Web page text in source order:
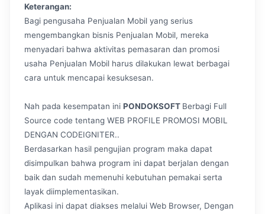
Keterangan:
Bagi pengusaha Penjualan Mobil yang serius
mengembangkan bisnis Penjualan Mobil, mereka
menyadari bahwa aktivitas pemasaran dan promosi
usaha Penjualan Mobil harus dilakukan lewat berbagai
cara untuk mencapai kesuksesan.
Nah pada kesempatan ini PONDOKSOFT Berbagi Full
Source code tentang WEB PROFILE PROMOSI MOBIL
DENGAN CODEIGNITER..
Berdasarkan hasil pengujian program maka dapat
disimpulkan bahwa program ini dapat berjalan dengan
baik dan sudah memenuhi kebutuhan pemakai serta
layak diimplementasikan.
Aplikasi ini dapat diakses melalui Web Browser, Dengan